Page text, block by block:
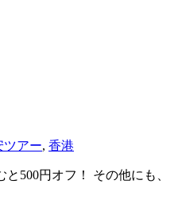
ツアー, 香港
500円オフ！ その他にも、